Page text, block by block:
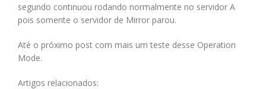
segundo continuou rodando normalmente no servidor A
pois somente o servidor de Mirror parou.
Até o próximo post com mais um teste desse Operation
Mode.
Artigos relacionados: